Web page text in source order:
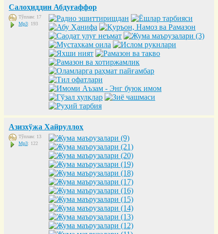
Салоҳиддин Абдуғаффор
Тўплам: 17
Mp3: 193
Азизхўжа Хайруллоҳ
Тўплам: 13
Mp3: 122